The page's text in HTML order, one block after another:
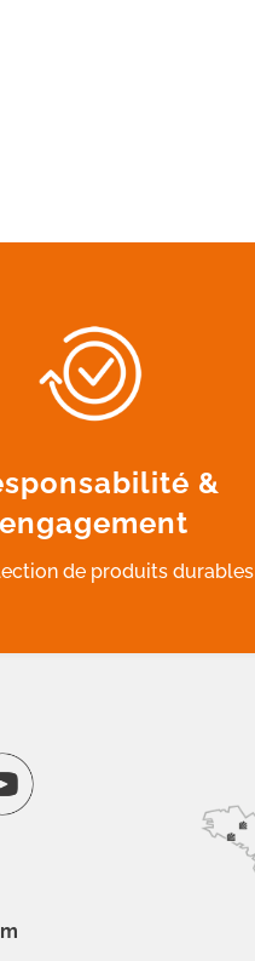
&
engagement
de produits durables